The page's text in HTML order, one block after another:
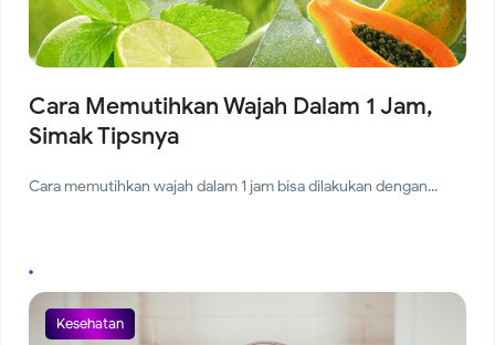
Cara Memutihkan Wajah Dalam 1 Jam,
Simak Tipsnya
Cara memutihkan wajah dalam 1 jam bisa dilakukan dengan...
Kesehatan